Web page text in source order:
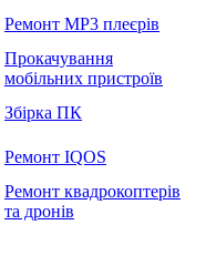
Ремонт MP3 плеєрів
Прокачування
мобільних пристроїв
Збірка ПК
Ремонт IQOS
Ремонт квадрокоптерів
та дронів